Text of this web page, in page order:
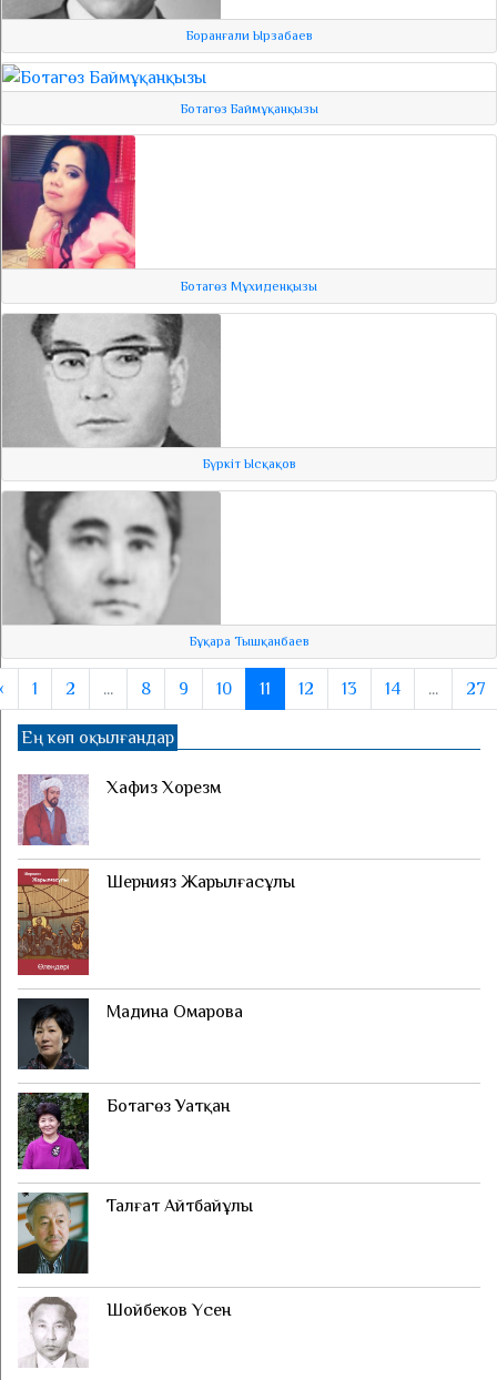
Боранғали Ырзабаев
Ботагөз Баймұқанқызы
Ботагөз Мұхиденқызы
Бүркіт Ысқақов
Бұқара Тышқанбаев
‹ 1 2 ... 8 9 10 11 12 13 14 ... 27
Ең көп оқылғандар
Хафиз Хорезм
Шернияз Жарылғасұлы
Мадина Омарова
Ботагөз Уатқан
Талғат Айтбайұлы
Шойбеков Үсен